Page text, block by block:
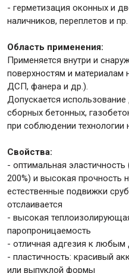
- герметизация оконных и
наличников, переплетов и пр.
Область применения:
Применяется внутри и
поверхностям и
ДСП, фанера и др.).
Допускается
сборных бетонных,
при соблюдении технологии
Свойства:
- оптимальная
200%) и высокая прочность
естественные подвижки
отслаивается
- высокая
паропроницаемость
- отличная адгезия к
- пластичность: красивый
или выпуклой формы